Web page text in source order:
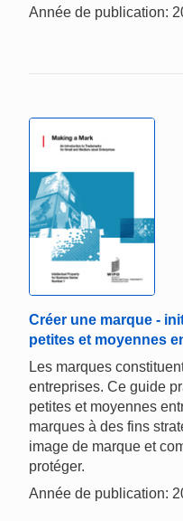
Année de publication:
Créer une marque -
petites et moyennes
Les marques
entreprises. Ce guide
petites et moyennes
marques à des fins
image de marque et
protéger.
Année de publication: